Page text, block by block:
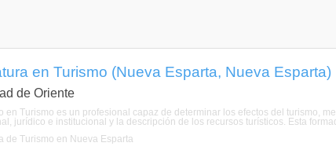
en Turismo (Nueva Esparta, Nueva Esparta)
de Oriente
en Turismo es un profesional capaz de determinar los efectos del turismo,
jurídico e institucional y la descripción de los recursos turísticos. Esta
de Turismo en Nueva Esparta